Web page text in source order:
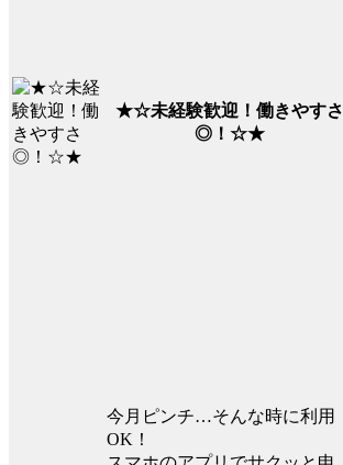
★☆未経験歓迎！働きやすさ
◎！☆★
今月ピンチ…そんな時に利用
OK！